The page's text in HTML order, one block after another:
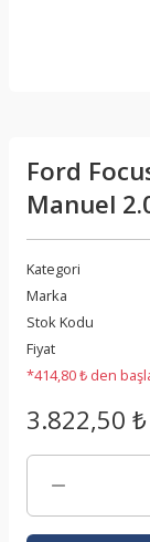
Ford
Manuel
Kategori
Marka
Stok Kodu
Fiyat
*414,80 ₺ den
3.822,50 ₺